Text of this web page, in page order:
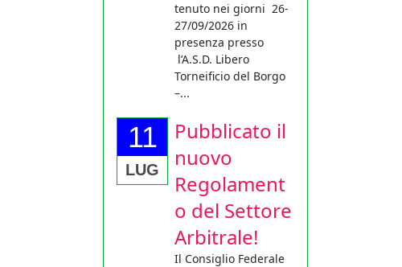
tenuto nei giorni 26-
27/09/2026 in
presenza presso
l’A.S.D. Libero
Torneificio del Borgo
–...
11
LUG
Pubblicato il
nuovo
Regolament
o del Settore
Arbitrale!
Il Consiglio Federale